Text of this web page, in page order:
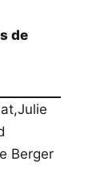
de
,Julie
Berger